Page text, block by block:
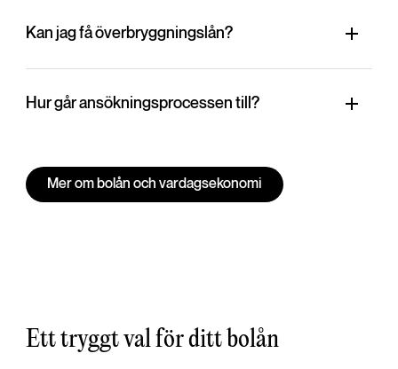
Kan jag få överbryggningslån?
Hur går ansökningsprocessen till?
Mer om bolån och vardagsekonomi
Ett tryggt val för ditt bolån